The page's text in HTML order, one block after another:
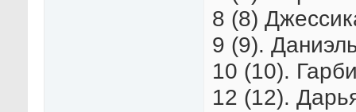
8 (8)
9 (9).
10 (10).
12 (12).